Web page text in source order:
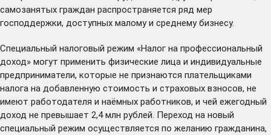
самозанятых граждан распространяется ряд мер
господдержки, доступных малому и среднему бизнесу.
Специальный налоговый режим «Налог на профессиональный
доход» могут применить физические лица и индивидуальные
предприниматели, которые не признаются плательщиками
налога на добавленную стоимость и страховых взносов, не
имеют работодателя и наёмных работников, и чей ежегодный
доход не превышает 2,4 млн рублей. Переход на новый
специальный режим осуществляется по желанию гражданина,